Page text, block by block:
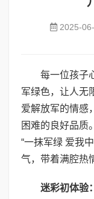
2025-
每一位孩子
军绿色，让人无
爱解放军的情感
困难的良好品质
“一抹军绿 爱我
气，带着满腔热
迷彩初体验